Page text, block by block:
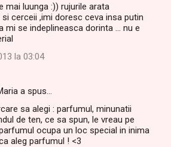
mai luunga :)) rujurile arata
cerceii ,imi doresc ceva insa putin
mi se indeplineasca dorinta ... nu e
la 03:04
a spus…
sa alegi : parfumul, minunatii
de ten, ce sa spun, le vreau pe
ocupa un loc special in inima
aleg parfumul ! <3